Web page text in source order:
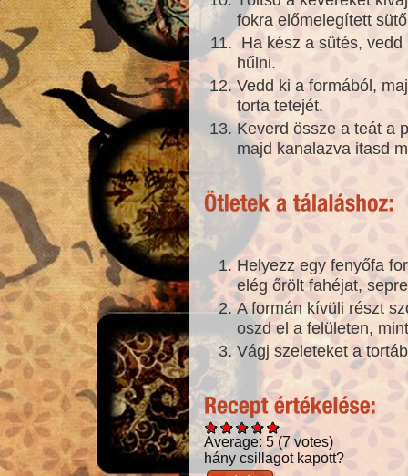
fokra előmelegített
Ha kész a sütés,
hűlni.
Vedd ki a formából,
torta tetejét.
Keverd össze a teát a
majd kanalazva itasd
Helyezz egy fenyőfa
elég őrölt fahéjat,
A formán kívüli részt
oszd el a felületen,
Vágj szeleteket a
Average: 5 (7votes)
hány csillagot kapott?